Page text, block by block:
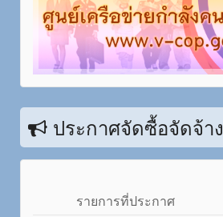
ประกาศจัดซื้อจัดจ้าง
รายการที่ประกาศ